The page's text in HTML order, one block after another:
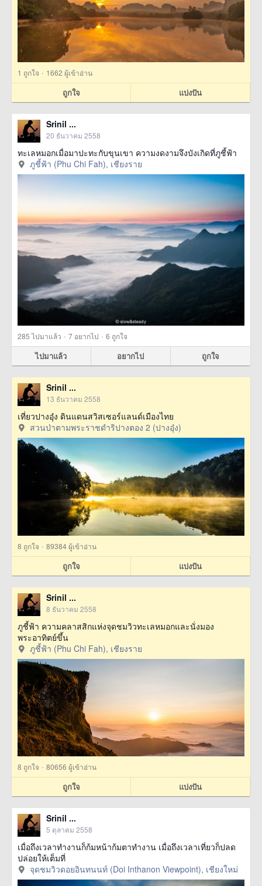
1 ถูกใจ · 1662 ผู้เข้าอ่าน
ถูกใจ แบ่งปัน
Srinil ...
20 ธันวาคม 2558
ทะเลหมอกเมื่อมาปะทะกับขุนเขา ความงดงามจึงบังเกิดที่ภูชี้ฟ้า
ภูชี้ฟ้า (Phu Chi Fah), เชียงราย
285ไปมาแล้ว · 7 อยากไป · 6 ถูกใจ
ไปมาแล้ว อยากไป ถูกใจ
Srinil ...
13 ธันวาคม 2558
เที่ยวปางอุ๋ง ดินแดนสวิสเซอร์แลนด์เมืองไทย
สวนป่าตามพระราชดำริปางตอง 2 (ปางอุ๋ง)
8 ถูกใจ · 89384 ผู้เข้าอ่าน
ถูกใจ แบ่งปัน
Srinil ...
8 ธันวาคม 2558
ภูชี้ฟ้า ความคลาสสิกแห่งจุดชมวิวทะเลหมอกและนั่งมอง
พระอาทิตย์ขึ้น
ภูชี้ฟ้า (Phu Chi Fah), เชียงราย
8 ถูกใจ · 80656 ผู้เข้าอ่าน
ถูกใจ แบ่งปัน
Srinil ...
5 ตุลาคม 2558
เมื่อถึงเวลาทำงานก็ก้มหน้าก้มตาทำงาน เมื่อถึงเวลาเที่ยวก็ปลด
ปล่อยให้เต็มที่
จุดชมวิวดอยอินทนนท์ (Doi Inthanon Viewpoint), เชียงใหม่